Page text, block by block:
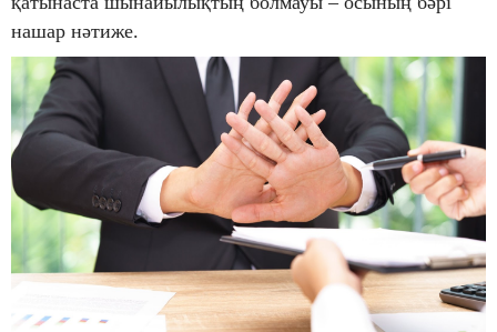
нашар нәтиже.